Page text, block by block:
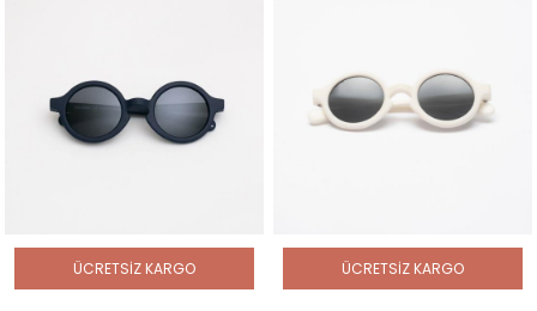
ÜCRETSIZ KARGO ÜCRETSIZ KARGO